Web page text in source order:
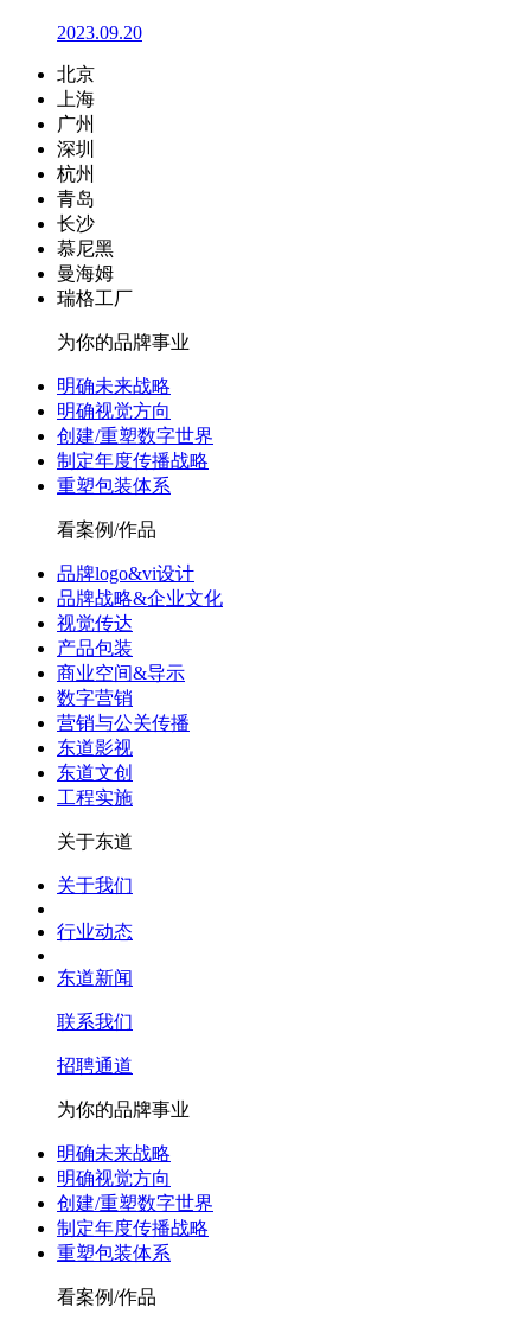
2023.09.20
北京
上海
广州
深圳
杭州
青岛
长沙
慕尼黑
曼海姆
瑞格工厂
为你的品牌事业
明确未来战略
明确视觉方向
创建/重塑数字世界
制定年度传播战略
重塑包装体系
看案例/作品
品牌logo&vi设计
品牌战略&企业文化
视觉传达
产品包装
商业空间&导示
数字营销
营销与公关传播
东道影视
东道文创
工程实施
关于东道
关于我们
行业动态
东道新闻
联系我们
招聘通道
为你的品牌事业
明确未来战略
明确视觉方向
创建/重塑数字世界
制定年度传播战略
重塑包装体系
看案例/作品